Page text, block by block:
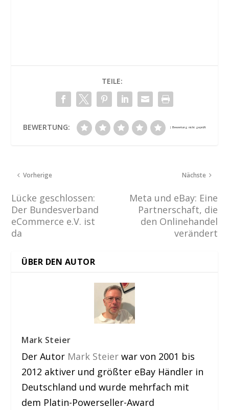
TEILE:
BEWERTUNG:
Vorherige
Lücke geschlossen:
Der Bundesverband
eCommerce e.V. ist
da
Nächste
Meta und eBay: Eine
Partnerschaft, die
den Onlinehandel
verändert
ÜBER DEN AUTOR
Mark Steier
Der Autor Mark Steier war von 2001 bis
2012 aktiver und größter eBay Händler in
Deutschland und wurde mehrfach mit
dem Platin-Powerseller-Award